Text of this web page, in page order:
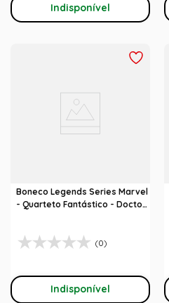
Indisponível
Boneco Legends Series Marvel
- Quarteto Fantástico - Doctor
(0)
Indisponível